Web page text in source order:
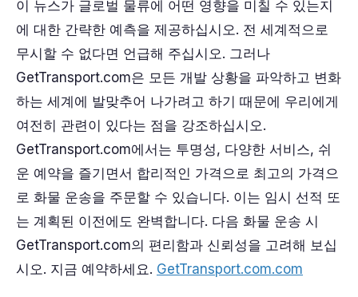
이 뉴스가 글로벌 물류에 어떤 영향을 미칠 수 있는지
에 대한 간략한 예측을 제공하십시오. 전 세계적으로
무시할 수 없다면 언급해 주십시오. 그러나
GetTransport.com은 모든 개발 상황을 파악하고 변화
하는 세계에 발맞추어 나가려고 하기 때문에 우리에게
여전히 관련이 있다는 점을 강조하십시오.
GetTransport.com에서는 투명성, 다양한 서비스, 쉬
운 예약을 즐기면서 합리적인 가격으로 최고의 가격으
로 화물 운송을 주문할 수 있습니다. 이는 임시 선적 또
는 계획된 이전에도 완벽합니다. 다음 화물 운송 시
GetTransport.com의 편리함과 신뢰성을 고려해 보십
시오. 지금 예약하세요. GetTransport.com.com